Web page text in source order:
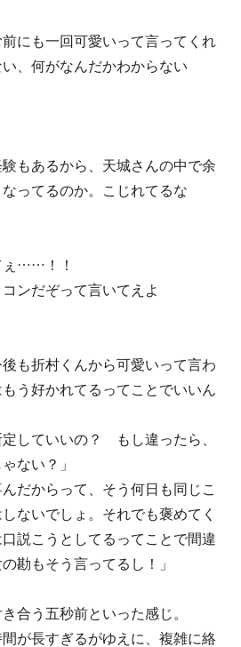
前にも一回可愛いって言ってくれ
、何がなんだかわからない
もあるから、天城さんの中で余
ってるのか。こじれてるな
ぇ……！！
ンだぞって言いてえよ
も折村くんから可愛いって言わ
う好かれてるってことでいいん
定していいの？ もし違ったら、
ない？」
んだからって、そう何日も同じこ
ないでしょ。それでも褒めてく
説こうとしてるってことで間違
勘もそう言ってるし！」
合う五秒前といった感じ。
が長すぎるがゆえに、複雑に絡